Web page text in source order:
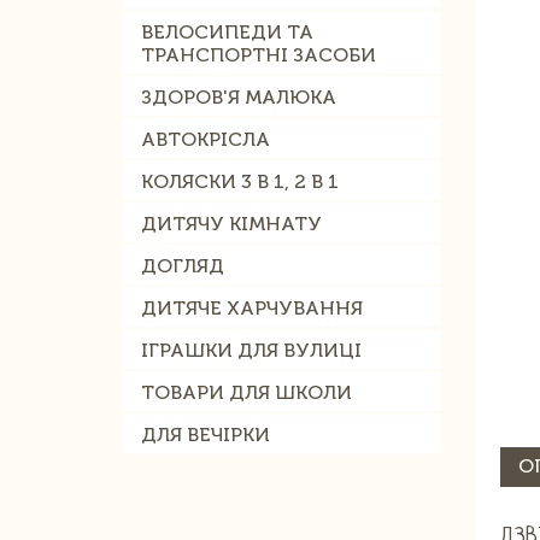
ВЕЛОСИПЕДИ ТА
ТРАНСПОРТНІ ЗАСОБИ
ЗДОРОВ'Я МАЛЮКА
АВТОКРІСЛА
КОЛЯСКИ 3 В 1, 2 В 1
ДИТЯЧУ КІМНАТУ
ДОГЛЯД
ДИТЯЧЕ ХАРЧУВАННЯ
ІГРАШКИ ДЛЯ ВУЛИЦІ
ТОВАРИ ДЛЯ ШКОЛИ
ДЛЯ ВЕЧІРКИ